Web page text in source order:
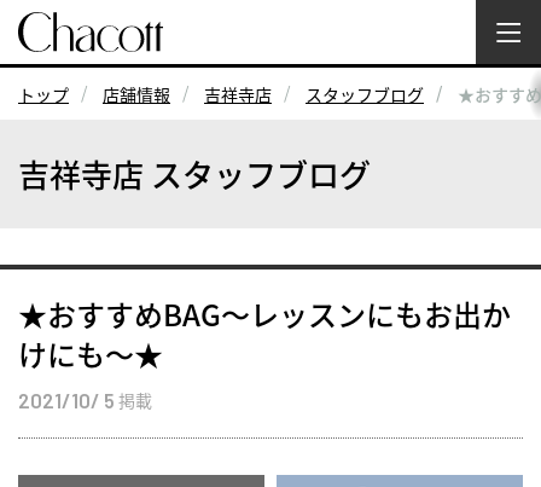
トップ 店舗情報 吉祥寺店 スタッフブログ ★おすす
吉祥寺店 スタッフブログ
★おすすめBAG～レッスンにもお出か
けにも～★
2021/10/ 5 掲載